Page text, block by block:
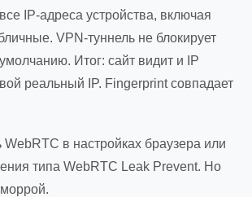
IP-адреса устройства, включая
VPN-туннель не блокирует
Итог: сайт видит и IP
реальный IP. Fingerprint совпадает
WebRTC в настройках браузера или
типа WebRTC Leak Prevent. Но